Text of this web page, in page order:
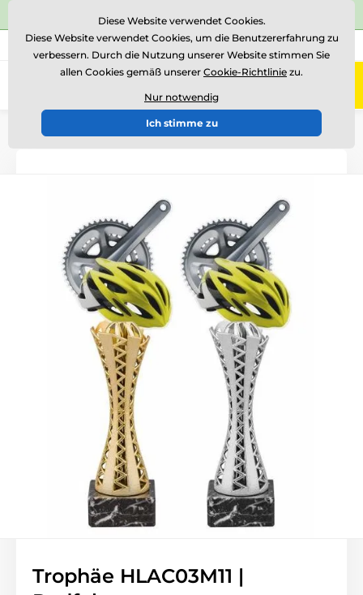
⭐Siehe 504 verifizierte Bewertungen auf
Rufen Sie uns an (Mo-Fr 15-18) +43 676 361 37 22
0
Einführung Acryltrophäen
Trophäe HLAC03M11 |
Diese Website verwendet Cookies.
Diese Website verwendet Cookies, um die Benutzererfahrung zu
verbessern. Durch die Nutzung unserer Website stimmen Sie
allen Cookies gemäß unserer Cookie-Richtlinie zu.
Nur notwendig
Ich stimme zu